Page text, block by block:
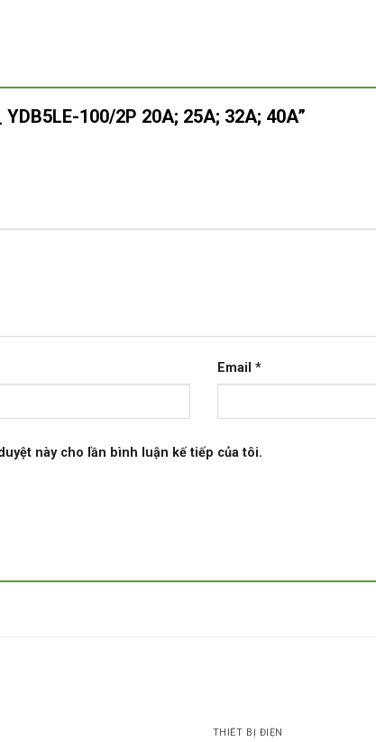
100/2P 20A; 25A; 32A; 40A”
Email *
này cho lần bình luận kế tiếp của tôi.
THIẾT BỊ ĐIỆN